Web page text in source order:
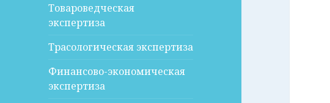
Товароведческая
экспертиза
Трасологическая экспертиза
Финансово-экономическая
экспертиза